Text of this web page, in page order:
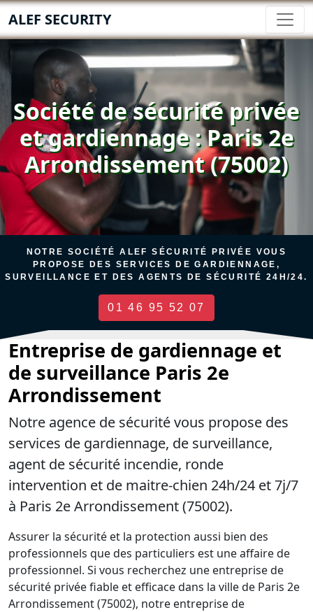
ALEF SECURITY
Société de sécurité privée
et gardiennage : Paris 2e
Arrondissement (75002)
NOTRE SOCIÉTÉ ALEF SÉCURITÉ PRIVÉE VOUS
PROPOSE DES SERVICES DE GARDIENNAGE,
SURVEILLANCE ET DES AGENTS DE SÉCURITÉ 24H/24.
01 46 95 52 07
Entreprise de gardiennage et
de surveillance Paris 2e
Arrondissement
Notre agence de sécurité vous propose des
services de gardiennage, de surveillance,
agent de sécurité incendie, ronde
intervention et de maitre-chien 24h/24 et 7j/7
à Paris 2e Arrondissement (75002).
Assurer la sécurité et la protection aussi bien des
professionnels que des particuliers est une affaire de
professionnel. Si vous recherchez une entreprise de
sécurité privée fiable et efficace dans la ville de Paris 2e
Arrondissement (75002), notre entreprise de